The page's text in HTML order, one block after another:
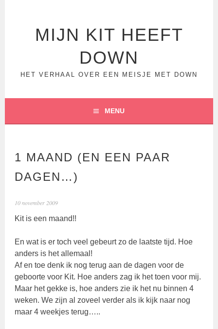
MIJN KIT HEEFT
DOWN
HET VERHAAL OVER EEN MEISJE MET DOWN
MENU
1 MAAND (EN EEN PAAR
DAGEN…)
10 november 2009
Kit is een maand!!
En wat is er toch veel gebeurt zo de laatste tijd. Hoe
anders is het allemaal!
Af en toe denk ik nog terug aan de dagen voor de
geboorte voor Kit. Hoe anders zag ik het toen voor mij.
Maar het gekke is, hoe anders zie ik het nu binnen 4
weken. We zijn al zoveel verder als ik kijk naar nog
maar 4 weekjes terug…..